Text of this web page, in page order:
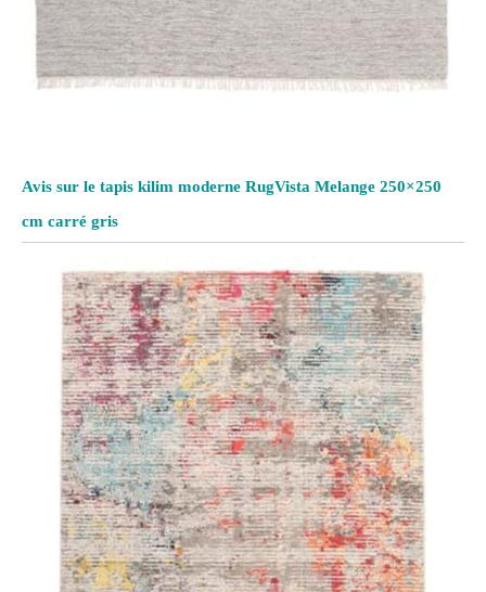
Avis sur le tapis kilim moderne RugVista Melange 250×250
cm carré gris